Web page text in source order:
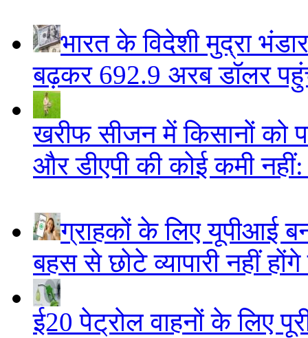
भारत के विदेशी मुद्रा
बढ़कर 692.9 अरब डॉलर
खरीफ सीजन में किसानों को
और डीएपी की कोई कमी
ग्राहकों के लिए यूपीआई
बहस से छोटे व्यापारी नहीं
ई20 पेट्रोल वाहनों के लिए